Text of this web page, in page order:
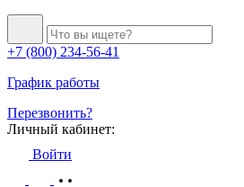
+7 (800) 234-56-41
График работы
Перезвонить?
Личный кабинет:
Войти